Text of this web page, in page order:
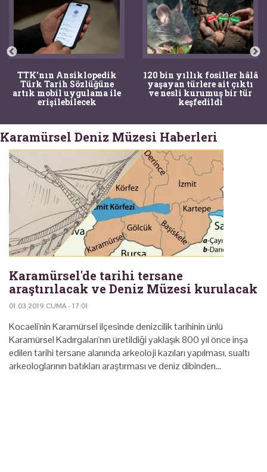
TTK'nın Ansiklopedik
Türk Tarih Sözlüğüne
artık mobil uygulama ile
erişilebilecek
120 bin yıllık fosiller hâlâ
yaşayan türlere ait çıktı
ve nesli kurumuş bir tür
keşfedildi
Karamürsel Deniz Müzesi Haberleri
Karamürsel'de tarihi tersane
araştırılacak ve Deniz Müzesi kurulacak
01.03.2019 CUMA - 17:01
Kocaeli'nin Karamürsel ilçesinde denizcilik tarihinin ünlü
Karamürsel Kadırgaları'nın üretildiği yaklaşık 800 yıl önce inşa
edilen tarihi tersane alanında arkeoloji kazıları yapılması, sualtı
arkeologlarının batıkları araştırması ve deniz dibinden…